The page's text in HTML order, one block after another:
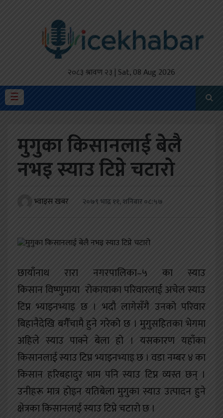
२०८३ श्रावण २३ | Sat, 08 Aug 2026
☰
मैथिली
प्रदेश
राजनीति
स्वास्थ्य
अन्य
मुगुका किसानलाई बेलै
नभइ स्याउ टिप्ने चटारो
भ्वाइस खबर २०७९ भाद्र ११, शनिबार ०८:५७
छायाँनाथ रारा नगरपालिका–५ का स्याउ
किसान विष्णुमाया रोकायाका परिवारलाई अचेल स्याउ
टिप्न भ्याइनभ्याइ छ । भदौ लागेसँगै उनको परिवार
बिहानैदेखि बगैँचामै हुने गरेको छ । मुगुसहितका भेगमा
अहिले स्याउ पाक्ने बेला हो । यसकारण यहाँका
किसानलाई स्याउ टिप्न भ्याइनभ्याइ छ । वडा नम्बर ४ का
किसान हरिबहादुर भाम पनि स्याउ टिप्न व्यस्त छन् ।
उनीहरू मात्र होइन यतिबेला मुगुका स्याउ उत्पादन हुने
क्षेत्रका किसानलाई स्याउ टिप्ने चटारो छ ।